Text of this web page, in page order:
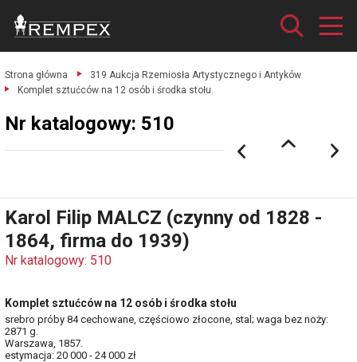
Strona główna
319 Aukcja Rzemiosła Artystycznego i Antyków
Komplet sztućców na 12 osób i środka stołu.
Nr katalogowy: 510
Karol Filip MALCZ (czynny od 1828 -
1864, firma do 1939)
Nr katalogowy: 510
Komplet sztućców na 12 osób i środka stołu
srebro próby 84 cechowane, częściowo złocone, stal; waga bez noży:
2871 g.
Warszawa, 1857.
estymacja: 20 000 - 24 000 zł